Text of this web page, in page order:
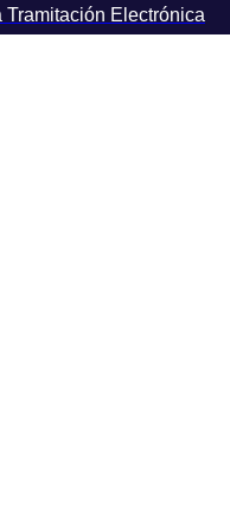
Tramitación Electrónica